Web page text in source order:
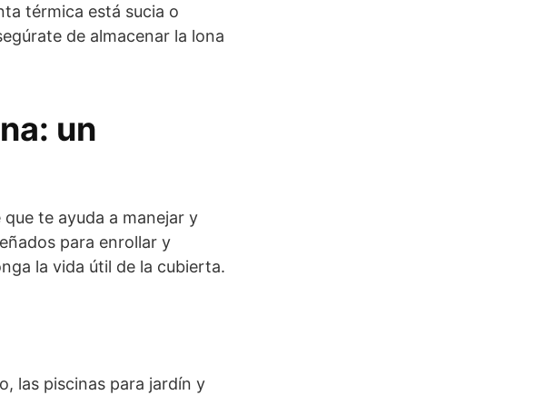
térmica está sucia o
de almacenar la lona
un
te ayuda a manejar y
para enrollar y
la vida útil de la cubierta.
las piscinas para jardín y